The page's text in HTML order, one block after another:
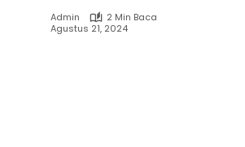
Admin
2 Min Baca
Agustus 21, 2024